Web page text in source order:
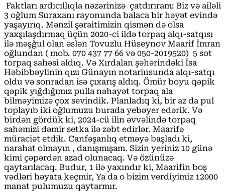
Faktları ardıcıllıqla nəzərinizə çatdırıram: Biz və ailəli
3 oğlum Suraxanı rayonunda balaca bir həyət evində
yaşayırıq. Mənzil şəraitimizin qismən də olsa
yaxşılaşdırmaq üçün 2020-ci ildə torpaq alqı-satqısı
ilə məşğul olan əslən Tovuzlu Hüseynov Maarif İmran
oğlundan ( mob. 070 437 77 66 və 050-2019520) 5 sot
torpaq sahəsi aldıq. Və Xırdalan şəhərindəki İsa
Həbibbəylinin qızı Günayın notariusunda alqı-satqı
oldu və sonradan isə çıxarış aldıq. Ömür boyu qəpik
qəpik yığdığımız pulla nəhayət torpaq ala
bilməyimizə çox sevindik. Planladıq ki, bir az da pul
toplayıb iki oğlumuzu burada yebəyer edərik. Və
birdən gördük ki, 2024-cü ilin əvvəlində torpaq
sahəmizi dəmir setka ilə zəbt edirlər. Maarifə
müraciət etdik. Canfəşanlıq etməyə başladı ki,
narahat olmayın , danışmışam. Sizin yeriniz 10 günə
kimi çəpərdən azad olunacaq. Və özünüzə
qaytarılacaq. Budur, 1 ilə yaxındır ki, Maarifin boş
vədləri həyata keçmir, Ya da o bizim verdiyimiz 12000
manat pulumuzu qaytarmır.